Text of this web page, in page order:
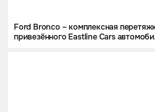
Ford Bronco – комплексная
привезённого Eastline Cars